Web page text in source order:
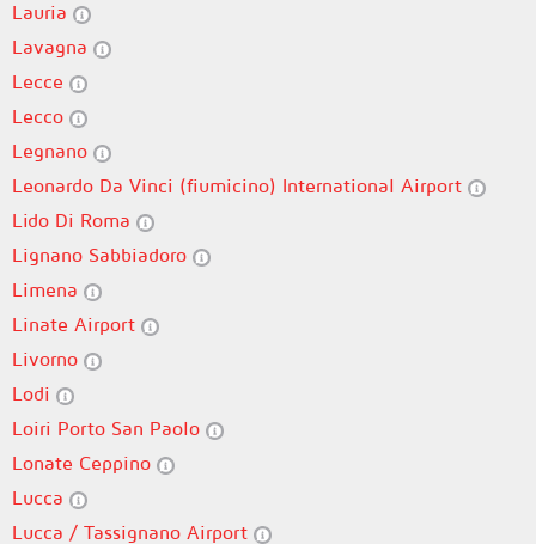
Lauria
Lavagna
Lecce
Lecco
Legnano
Leonardo Da Vinci (fiumicino) International Airport
Lido Di Roma
Lignano Sabbiadoro
Limena
Linate Airport
Livorno
Lodi
Loiri Porto San Paolo
Lonate Ceppino
Lucca
Lucca / Tassignano Airport